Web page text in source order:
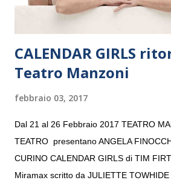
CALENDAR GIRLS
Teatro Manzoni
febbraio 03, 2017
Dal 21 al 26 Febbraio 2017 TEATRO
TEATRO presentano ANGELA
CURINO CALENDAR GIRLS di TIM
Miramax scritto da JULIETTE